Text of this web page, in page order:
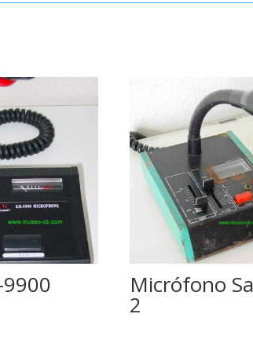
Micrófono
2